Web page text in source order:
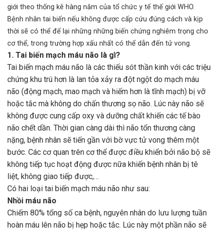
giới theo thống kê hàng năm của tổ chức y tế thế giới WHO.
Bệnh nhân tai biến nếu không được cấp cứu đúng cách và kịp
thời sẽ có thể để lại những những biến chứng nghiêm trọng cho
cơ thể, trong trường hợp xấu nhất có thể dẫn đến tử vong.
1. Tai biến mạch máu não là gì?
Tai biến mạch máu não là các thiếu sót thần kinh với các triệu
chứng khu trú hơn là lan tỏa xảy ra đột ngột do mạch máu
não (động mạch, mao mạch và hiếm hơn là tĩnh mạch) bị vỡ
hoặc tắc mà không do chấn thương sọ não. Lúc này não sẽ
không được cung cấp oxy và dưỡng chất khiến các tế bào
não chết dần. Thời gian càng dài thì não tổn thương càng
nặng, bệnh nhân sẽ tiến gần với bờ vực tử vong thêm một
bước. Các cơ quan trên cơ thể được điều khiển bởi não bộ sẽ
không tiếp tục hoạt động được nữa khiến bệnh nhân bị tê
liệt, không giao tiếp được,…
Có hai loại tai biến mạch máu não như sau:
Nhồi máu não
Chiếm 80% tổng số ca bệnh, nguyên nhân do lưu lượng tuần
hoàn máu lên não bị hẹp hoặc tắc. Lúc này một phần não sẽ